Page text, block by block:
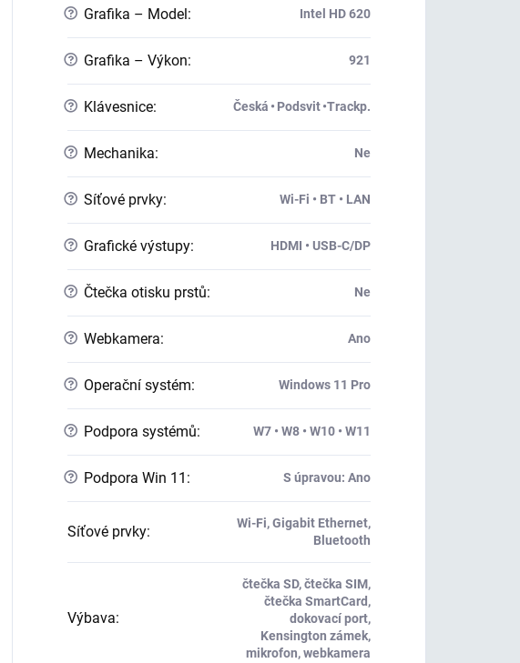
? Grafika – Model: Intel HD 620
? Grafika – Výkon: 921
? Klávesnice: Česká • Podsvit •Trackp.
? Mechanika: Ne
? Síťové prvky: Wi-Fi • BT • LAN
? Grafické výstupy: HDMI • USB-C/DP
? Čtečka otisku prstů: Ne
? Webkamera: Ano
? Operační systém: Windows 11 Pro
? Podpora systémů: W7 • W8 • W10 • W11
? Podpora Win 11 : S úpravou: Ano
Síťové prvky:
Wi-Fi, Gigabit Ethernet,
Bluetooth
Výbava:
čtečka SD, čtečka SIM,
čtečka SmartCard,
dokovací port,
Kensington zámek,
mikrofon, webkamera